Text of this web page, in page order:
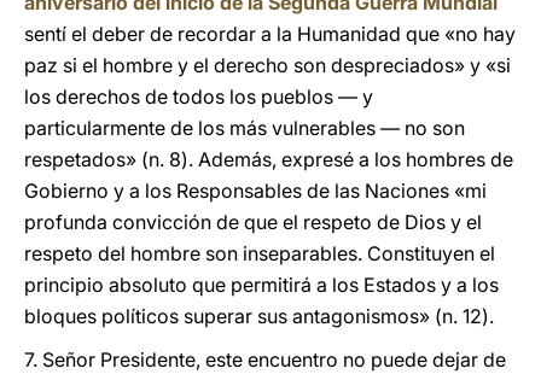
sentí el deber de recordar a la Humanidad que «no hay
paz si el hombre y el derecho son despreciados» y «si
los derechos de todos los pueblos — y
particularmente de los más vulnerables — no son
respetados» (n. 8). Además, expresé a los hombres de
Gobierno y a los Responsables de las Naciones «mi
profunda convicción de que el respeto de Dios y el
respeto del hombre son inseparables. Constituyen el
principio absoluto que permitirá a los Estados y a los
bloques políticos superar sus antagonismos» (n. 12).
7. Señor Presidente, este encuentro no puede dejar de